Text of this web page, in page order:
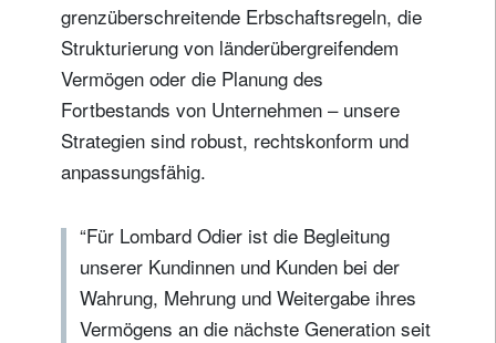
grenzüberschreitende Erbschaftsregeln, die
Strukturierung von länderübergreifendem
Vermögen oder die Planung des
Fortbestands von Unternehmen – unsere
Strategien sind robust, rechtskonform und
anpassungsfähig.
“Für Lombard Odier ist die Begleitung
unserer Kundinnen und Kunden bei der
Wahrung, Mehrung und Weitergabe ihres
Vermögens an die nächste Generation seit